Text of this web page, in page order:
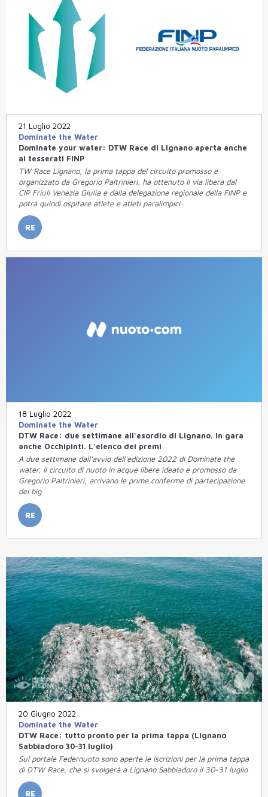
21 Luglio 2022
Dominate the Water
Dominate your water: DTW Race di Lignano aperta anche
ai tesserati FINP
TW Race Lignano, la prima tappa del circuito promosso e
organizzato da Gregorio Paltrinieri, ha ottenuto il via libera dal
CIP Friuli Venezia Giulia e dalla delegazione regionale della FINP e
potrà quindi ospitare atlete e atleti paralimpici
RE
18 Luglio 2022
Dominate the Water
DTW Race: due settimane all'esordio di Lignano. In gara
anche Occhipinti. L'elenco dei premi
A due settimane dall'avvio dell'edizione 2022 di Dominate the
water, il circuito di nuoto in acque libere ideato e promosso da
Gregorio Paltrinieri, arrivano le prime conferme di partecipazione
dei big
RE
20 Giugno 2022
Dominate the Water
DTW Race: tutto pronto per la prima tappa (Lignano
Sabbiadoro 30-31 luglio)
Sul portale Federnuoto sono aperte le iscrizioni per la prima tappa
di DTW Race, che si svolgerà a Lignano Sabbiadoro il 30-31 luglio
RE